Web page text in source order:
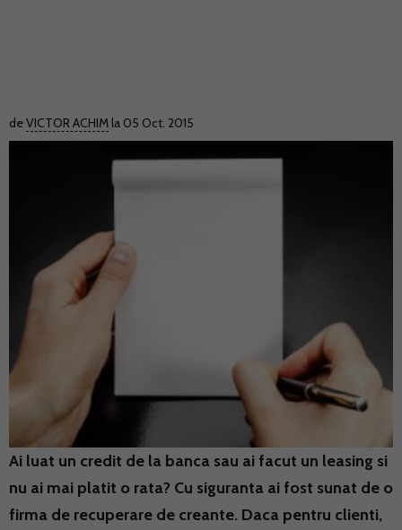
deVICTOR ACHIM la 05 Oct. 2015
Ai luat un credit de la banca sau ai facut un leasing si
nu ai mai platit o rata? Cu siguranta ai fost sunat de o
firma de recuperare de creante. Daca pentru clienti,